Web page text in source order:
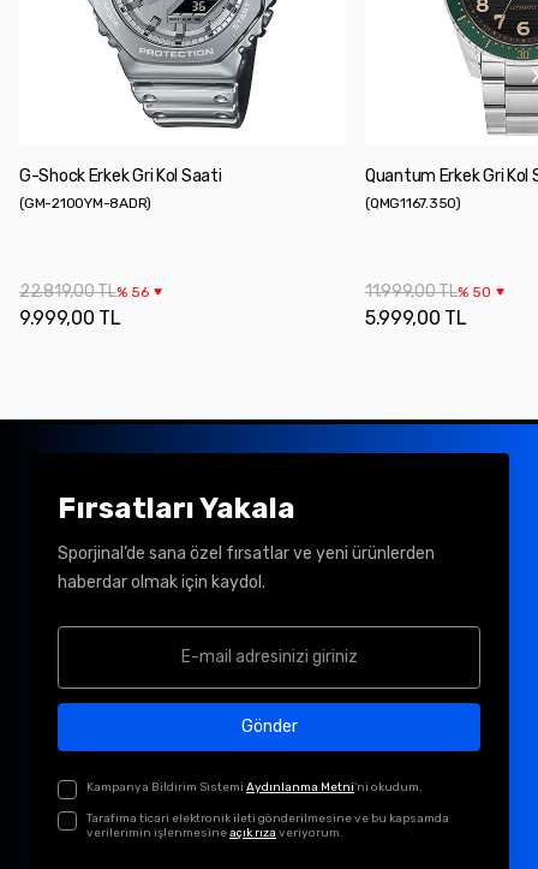
G-Shock Erkek Gri Kol Saati
(GM-2100YM-8ADR)
22.819,00 TL% 56
9.999,00 TL
Quantum Erkek Gri Kol
(QMG1167.350)
11.999,00 TL% 50
5.999,00 TL
Fırsatları Yakala
Sporjinal’de sana özel fırsatlar ve yeni ürünlerden
haberdar olmak için kaydol.
Gönder
Kampanya Bildirim Sistemi Aydınlanma Metni'ni okudum.
Tarafıma ticari elektronik ileti gönderilmesine ve bu kapsamda
verilerimin işlenmesineaçık rıza veriyorum.